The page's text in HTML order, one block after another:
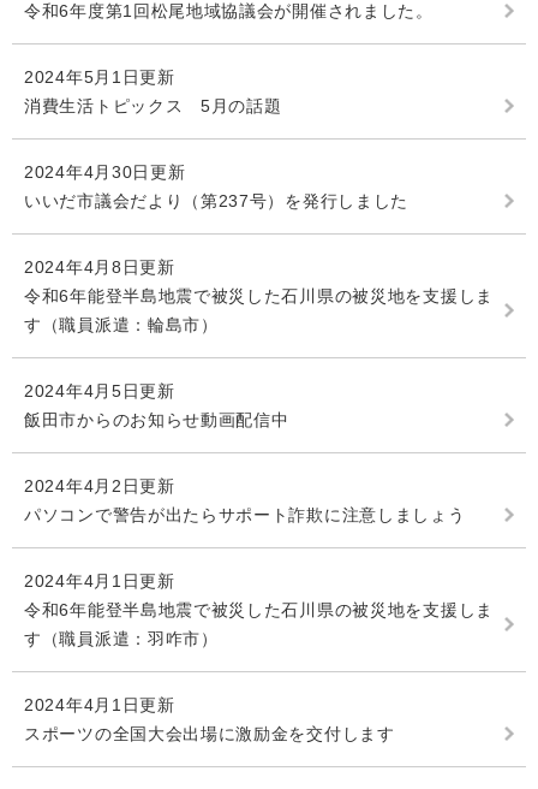
令和6年度第1回松尾地域協議会が開催されました。
2024年5月1日更新
消費生活トピックス 5月の話題
2024年4月30日更新
いいだ市議会だより（第237号）を発行しました
2024年4月8日更新
令和6年能登半島地震で被災した石川県の被災地を支援しま
す（職員派遣：輪島市）
2024年4月5日更新
飯田市からのお知らせ動画配信中
2024年4月2日更新
パソコンで警告が出たらサポート詐欺に注意しましょう
2024年4月1日更新
令和6年能登半島地震で被災した石川県の被災地を支援しま
す（職員派遣：羽咋市）
2024年4月1日更新
スポーツの全国大会出場に激励金を交付します